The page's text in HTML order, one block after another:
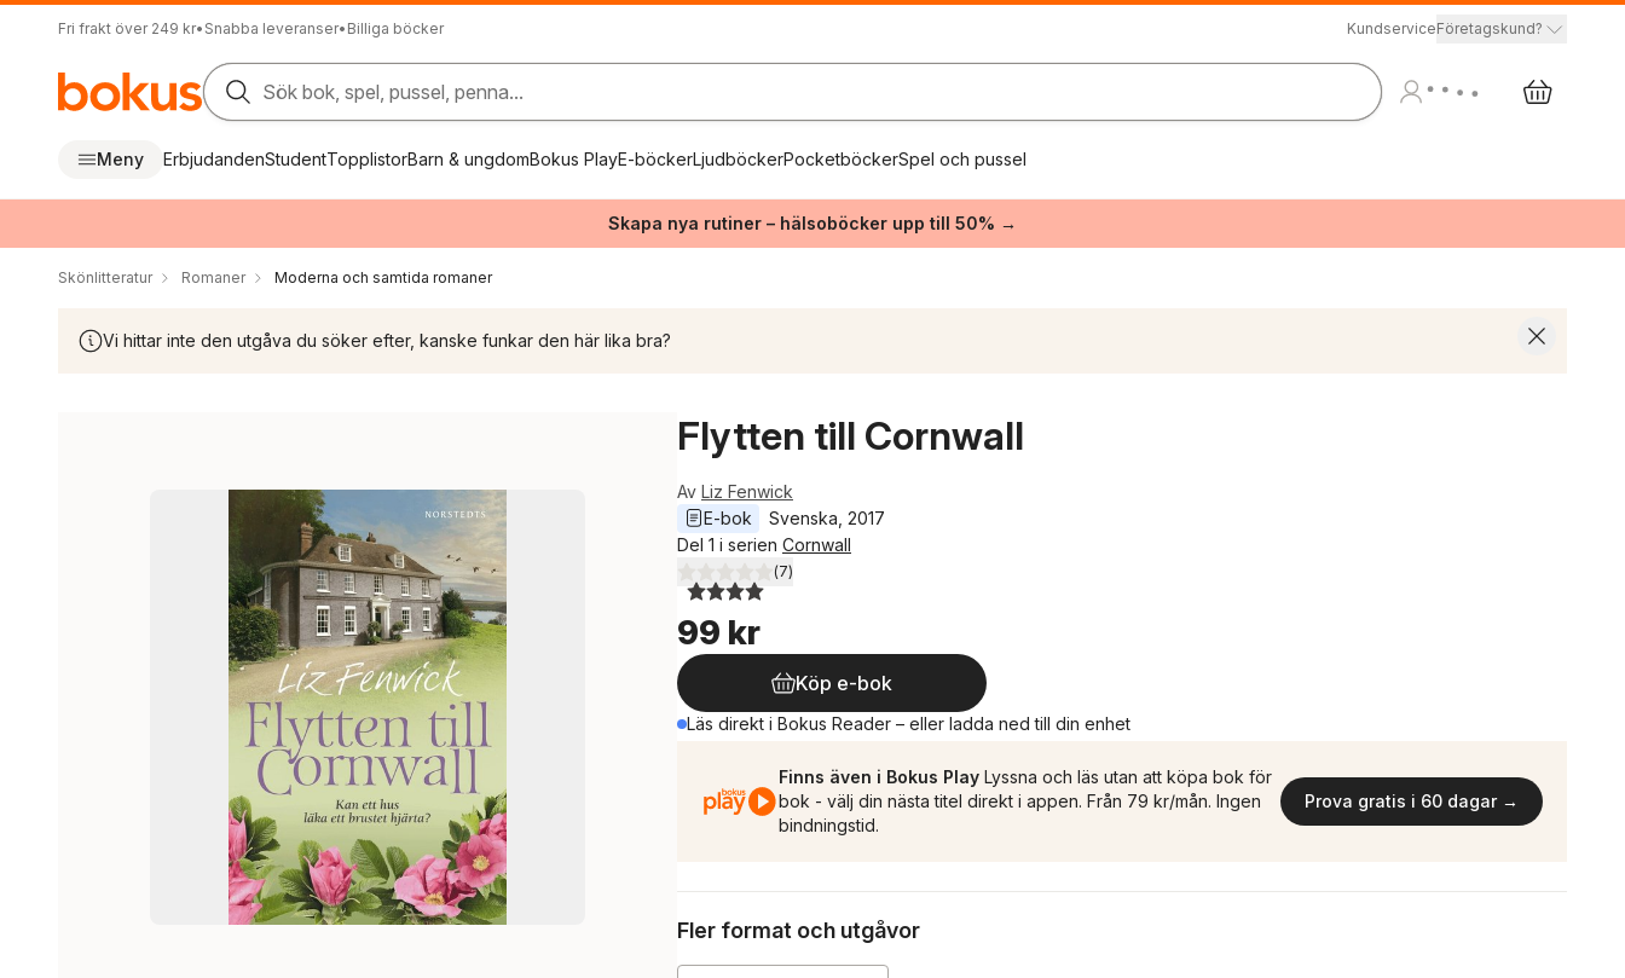
Fri frakt över 249 kr• Snabba leveranser• Billiga böcker KundserviceFöretagskund?
Sök bok, spel, pussel, penna...
Meny ErbjudandenStudentTopplistorBarn & ungdomBokus PlayE-böckerLjudböckerPocketböckerSpel och pussel
Skapa nya rutiner – hälsoböcker upp till 50% →
Skönlitteratur Romaner Moderna och samtida romaner
Vi hittar inte den utgåva du söker efter, kanske funkar den här lika bra?
Flytten till Cornwall
Av Liz Fenwick
E-bok
Svenska 2017
Del 1 i serien Cornwall
4,0utav 5 stjärnor. Totalt antal röster:
(7)
99 kr
Köp e-bok
Läs direkt i Bokus Reader – eller ladda ned till din enhet
Finns även i Bokus Play Lyssna och läs utan att köpa bok för
bok - välj din nästa titel direkt i appen. Från 79 kr/mån. Ingen
bindningstid.
Prova gratis i 60 dagar →
Fler format och utgåvor